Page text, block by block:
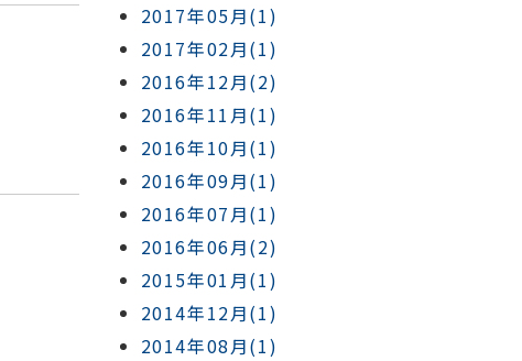
2017年05月(1)
2017年02月(1)
2016年12月(2)
2016年11月(1)
2016年10月(1)
2016年09月(1)
2016年07月(1)
2016年06月(2)
2015年01月(1)
2014年12月(1)
2014年08月(1)